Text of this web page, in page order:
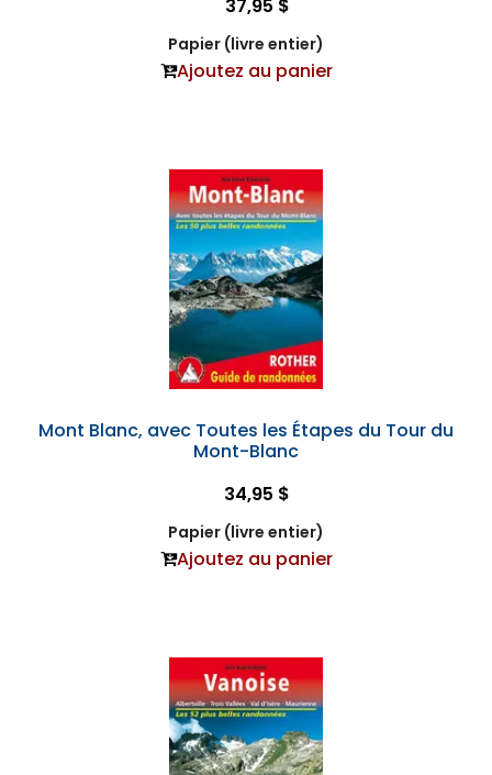
37,95 $
Papier (livre entier)
Ajoutez au panier
Mont Blanc, avec Toutes les Étapes du Tour du
Mont-Blanc
34,95 $
Papier (livre entier)
Ajoutez au panier